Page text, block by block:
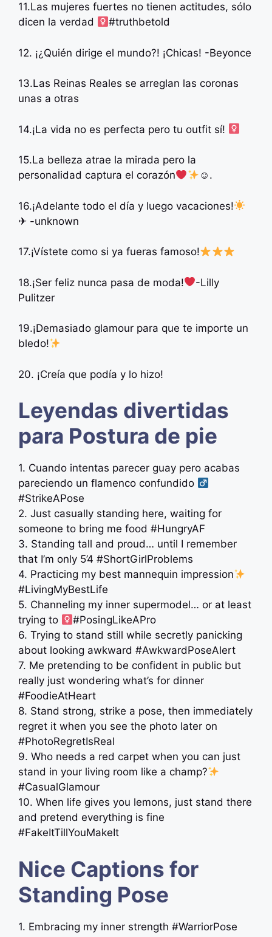
11.Las mujeres fuertes no tienen actitudes, sólo
dicen la verdad ‍
#truthbetold
12. ¡¿Quién dirige el mundo?! ¡Chicas! -Beyonce
13.Las Reinas Reales se arreglan las coronas
unas a otras
14.¡La vida no es perfecta pero tu outfit sí! ‍
15.La belleza atrae la mirada pero la
personalidad captura el corazón
☺.
16.¡Adelante todo el día y luego vacaciones!
✈ -unknown
17.¡Vístete como si ya fueras famoso!
18.¡Ser feliz nunca pasa de moda!
-Lilly
Pulitzer
19.¡Demasiado glamour para que te importe un
bledo!
20. ¡Creía que podía y lo hizo!
Leyendas divertidas
para Postura de pie
1. Cuando intentas parecer guay pero acabas
pareciendo un flamenco confundido ‍
#StrikeAPose
2. Just casually standing here, waiting for
someone to bring me food #HungryAF
3. Standing tall and proud… until I remember
that I’m only 5’4 #ShortGirlProblems
4. Practicing my best mannequin impression
#LivingMyBestLife
5. Channeling my inner supermodel… or at least
trying to ‍
#PosingLikeAPro
6. Trying to stand still while secretly panicking
about looking awkward #AwkwardPoseAlert
7. Me pretending to be confident in public but
really just wondering what’s for dinner
#FoodieAtHeart
8. Stand strong, strike a pose, then immediately
regret it when you see the photo later on
#PhotoRegretIsReal
9. Who needs a red carpet when you can just
stand in your living room like a champ?
#CasualGlamour
10. When life gives you lemons, just stand there
and pretend everything is fine
#FakeItTillYouMakeIt
Nice Captions for
Standing Pose
1. Embracing my inner strength #WarriorPose